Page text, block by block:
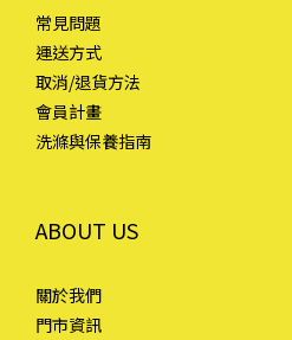
常見問題
運送方式
取消/退貨方法
會員計畫
洗滌與保養指南
ABOUT US
關於我們
門市資訊